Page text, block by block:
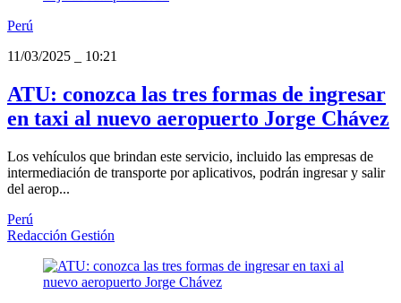
Perú
11/03/2025
10:21
ATU: conozca las tres formas de ingresar
en taxi al nuevo aeropuerto Jorge Chávez
Los vehículos que brindan este servicio, incluido las empresas de
intermediación de transporte por aplicativos, podrán ingresar y salir
del aerop...
Perú
Redacción Gestión